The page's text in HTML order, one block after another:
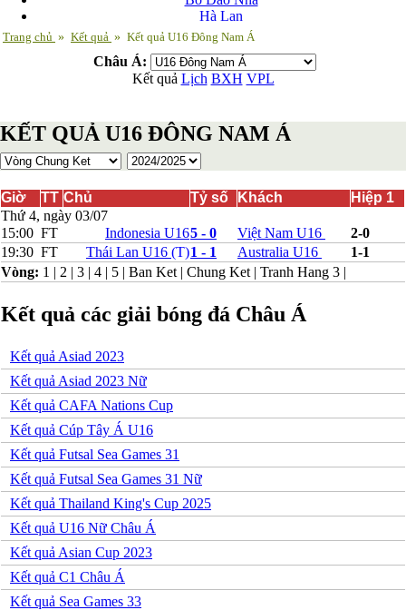
Hà Lan
Nga
Albania
Andorra
Armenia
Belarus
Bắc Macedonia
Bỉ
Croatia
Estonia
Georgia
Gibralta
Hy Lạp
Iceland
Kosovo
Lithuania
Moldova
Montenegro
Phần Lan
Serbia
Trang chủ » Kết quả » Kết quả U16 Đông Nam Á
Châu Á:
Kết quả Lịch BXH VPL
KẾT QUẢ U16 ĐÔNG NAM Á
Giờ TT Chủ Tỷ số Khách
Hiệp 1
Thứ 4, ngày 03/07
15:00 FT Indonesia U165 - 0 Việt Nam U16
2-0
19:30 FT Thái Lan U16 (T)1 - 1 Australia U16
1-1
Vòng: 1 | 2 | 3 | 4 | 5 | Ban Ket | Chung Ket | Tranh Hang 3 |
Kết quả các giải bóng đá Châu Á
Kết quả Asiad 2023
Kết quả Asiad 2023 Nữ
Kết quả CAFA Nations Cup
Kết quả Cúp Tây Á U16
Kết quả Futsal Sea Games 31
Kết quả Futsal Sea Games 31 Nữ
Kết quả Thailand King's Cup 2025
Kết quả U16 Nữ Châu Á
Kết quả Asian Cup 2023
Kết quả C1 Châu Á
Kết quả Sea Games 33